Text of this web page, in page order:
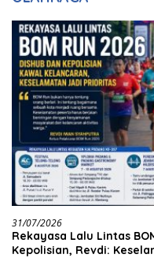
31/07/2026
Rekayasa Lalu Lintas
Kepolisian, Revdi: